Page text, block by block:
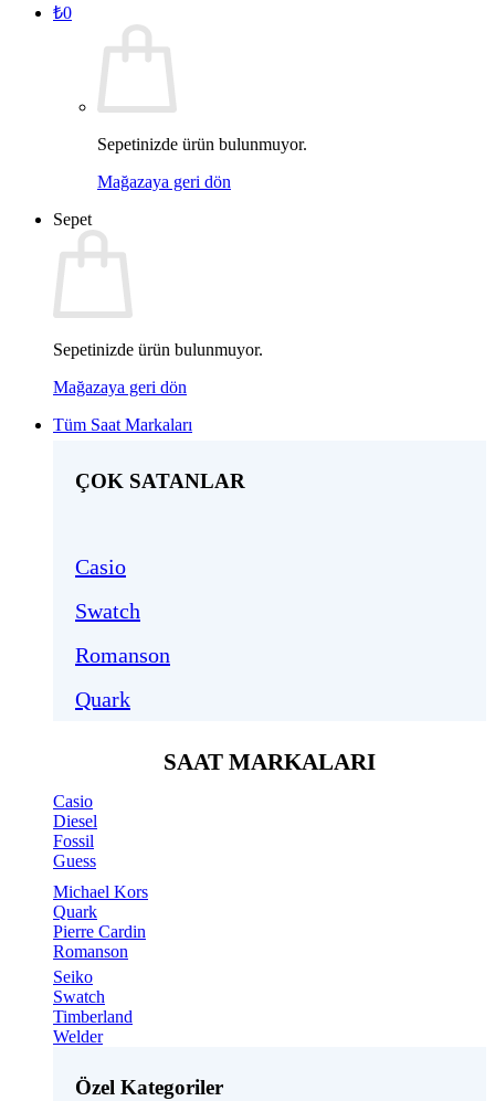
₺0
Sepetinizde ürün bulunmuyor.
Mağazaya geri dön
Sepet
Sepetinizde ürün bulunmuyor.
Mağazaya geri dön
Tüm Saat Markaları
ÇOK SATANLAR
Casio
Swatch
Romanson
Quark
SAAT MARKALARI
Casio
Diesel
Fossil
Guess
Michael Kors
Quark
Pierre Cardin
Romanson
Seiko
Swatch
Timberland
Welder
Özel Kategoriler